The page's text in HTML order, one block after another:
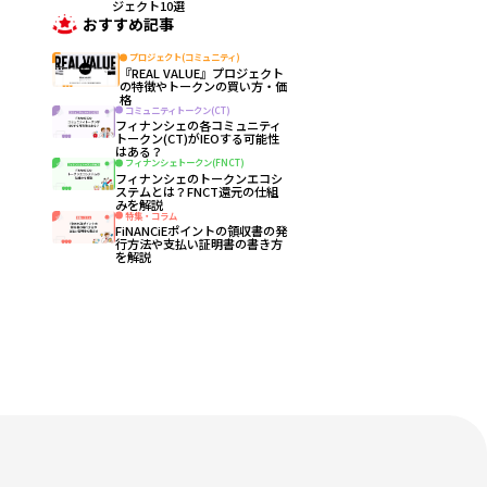
ジェクト10選
おすすめ記事
プロジェクト(コミュニティ)
『REAL VALUE』プロジェクト
の特徴やトークンの買い方・価
格
コミュニティトークン(CT)
フィナンシェの各コミュニティ
トークン(CT)がIEOする可能性
はある？
フィナンシェトークン(FNCT)
フィナンシェのトークンエコシ
ステムとは？FNCT還元の仕組
みを解説
特集・コラム
FiNANCiEポイントの領収書の発
行方法や支払い証明書の書き方
を解説